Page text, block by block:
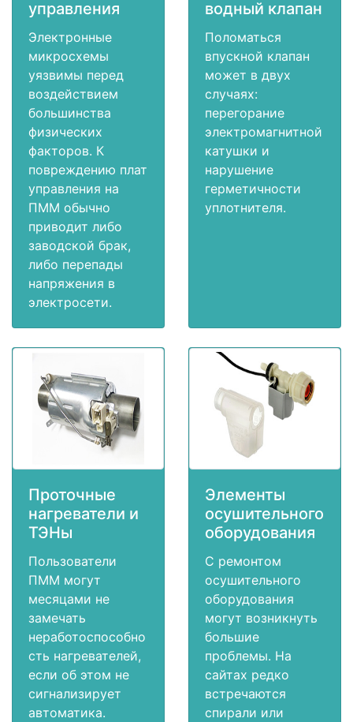
управления
Электронные
микросхемы
уязвимы перед
воздействием
большинства
физических
факторов. К
повреждению плат
управления на
ПММ обычно
приводит либо
заводской брак,
либо перепады
напряжения в
электросети.
водный клапан
Поломаться
впускной клапан
может в двух
случаях:
перегорание
электромагнитной
катушки и
нарушение
герметичности
уплотнителя.
Проточные
нагреватели и
ТЭНы
Пользователи
ПММ могут
месяцами не
замечать
неработоспособно
сть нагревателей,
если об этом не
сигнализирует
автоматика.
Элементы
осушительного
оборудования
С ремонтом
осушительного
оборудования
могут возникнуть
большие
проблемы. На
сайтах редко
встречаются
спирали или